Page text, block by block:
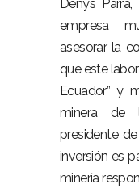
Denys
empresa
asesorar la
que este
Ecuador” y
minera de
presidente
inversión es
minería